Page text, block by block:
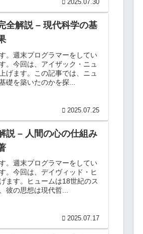
2025.07.30
全解説 – 現代科学の基
。週末プログラマーをしてい
。今回は、アイザック・ニュ
げます。この記事では、ニュ
礎を築いたのかを探...
2025.07.25
説 – 人間の心の仕組み
。週末プログラマーをしてい
。今回は、デイヴィッド・ヒ
ます。ヒュームは18世紀のス
彼の思想は現代哲...
2025.07.17